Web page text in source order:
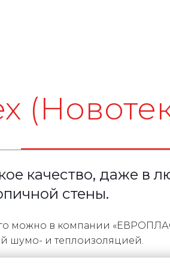
качество, даже в
стены.
можно в компании
шумо- и теплоизоляцией.